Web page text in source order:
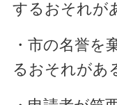
するおそれが
・市の名誉を
るおそれがあ